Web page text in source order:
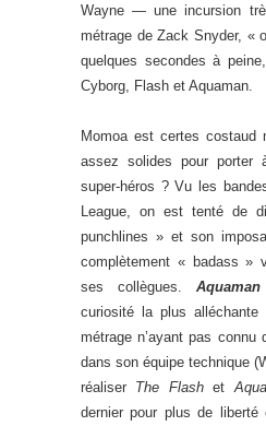
Wayne — une incursion
métrage de Zack Snyder, «
quelques secondes à
Cyborg, Flash et Aquaman.
Momoa est certes costaud
assez solides pour
super-héros ? Vu les
League, on est tenté de
punchlines » et son
complètement « badass »
ses collègues. Aquaman
curiosité la plus
métrage n’ayant pas connu
dans son équipe technique
réaliser The Flashet
dernier pour plus de liberté